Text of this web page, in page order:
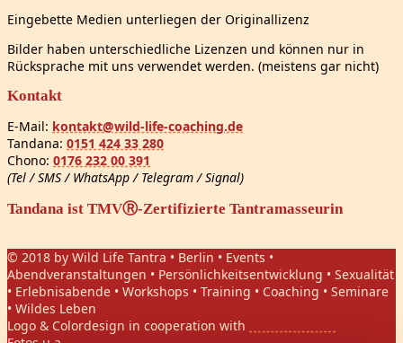
Eingebette Medien unterliegen der Originallizenz
Bilder haben unterschiedliche Lizenzen und können nur in
Rücksprache mit uns verwendet werden. (meistens gar nicht)
Kontakt
E-Mail: kontakt@wild-life-coaching.de
Tandana: 0151 424 33 280
Chono: 0176 232 00 391
(Tel / SMS / WhatsApp / Telegram / Signal)
Tandana ist TMVⓇ-Zertifizierte Tantramasseurin
© 2018 by Wild Life Tantra • Berlin • Events •
Abendveranstaltungen • Persönlichkeitsentwicklung • Sexualität
• Erlebnisabende • Workshops • Training • Coaching • Seminare
• Wildes Leben
Logo & Colordesign in cooperation with